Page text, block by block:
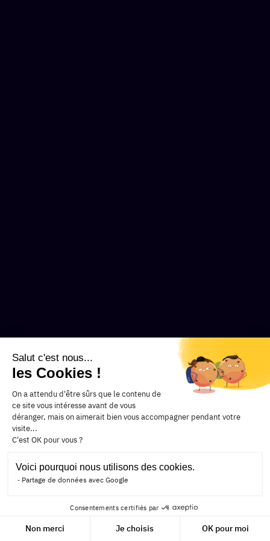
Salut c'est nous...
les Cookies !
On a attendu d'être sûrs que le contenu de
ce site vous intéresse avant de vous
déranger, mais on aimerait bien vous accompagner pendant votre
visite...
C'est OK pour vous ?
Voici pourquoi nous utilisons des cookies.
Partage de données avec Google
Consentements certifiés par
Non merci Je choisis OK pour moi
Cookies